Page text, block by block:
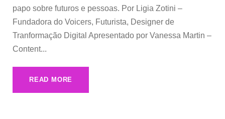
papo sobre futuros e pessoas. Por Ligia Zotini –
Fundadora do Voicers, Futurista, Designer de
Tranformação Digital Apresentado por Vanessa Martin –
Content...
READ MORE